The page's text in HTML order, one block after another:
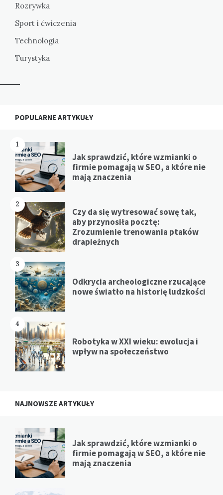
Rozrywka
Sport i ćwiczenia
Technologia
Turystyka
Widgets
POPULARNE ARTYKUŁY
1
Jak sprawdzić, które wzmianki o
firmie pomagają w SEO, a które nie
mają znaczenia
2
Czy da się wytresować sowę tak,
aby przynosiła pocztę:
Zrozumienie trenowania ptaków
drapieżnych
3
Odkrycia archeologiczne rzucające
nowe światło na historię ludzkości
4
Robotyka w XXI wieku: ewolucja i
wpływ na społeczeństwo
NAJNOWSZE ARTYKUŁY
Jak sprawdzić, które wzmianki o
firmie pomagają w SEO, a które nie
mają znaczenia